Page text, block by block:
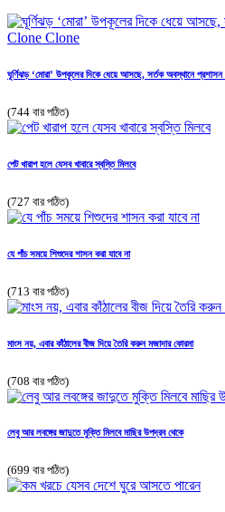
ঘূর্ণিঝড় ‘মোরা’ উপকূলের দিকে ধেয়ে আসছে, সর্তক অবস্থানে
(744 বার পঠিত)
পেট খারাপ হলে যেসব খাবারে স্বস্তি মিলবে
(727 বার পঠিত)
যে পাঁচ সময়ে শিশুদের শাসন করা যাবে না
(713 বার পঠিত)
মাংস নয়, এবার কাঁঠালের বীজ দিয়ে তৈরি করুন মজাদার কোরমা
(708 বার পঠিত)
লেবু আর লবঙ্গের জাদুতে মুক্তি মিলবে মাছির উপদ্রব থেকে
(699 বার পঠিত)